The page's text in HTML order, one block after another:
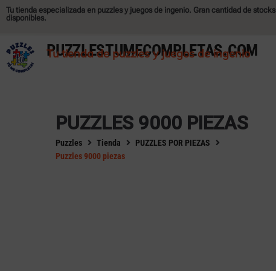
Tu tienda especializada en puzzles y juegos de ingenio. Gran cantidad de stocks
disponibles.
PUZZLESTUMECOMPLETAS.COM
Tu tienda de puzzles y juegos de ingenio
PUZZLES 9000 PIEZAS
Puzzles Tienda
PUZZLES POR PIEZAS
Puzzles 9000 piezas
POR MARCAS